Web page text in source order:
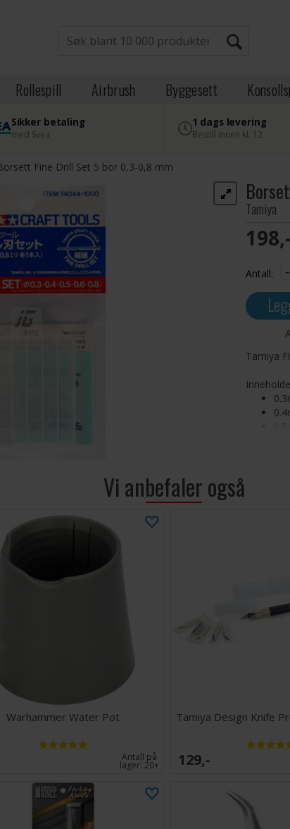
Rollespill Airbrush Byggesett
Sikker betaling
med Svea
1 dags levering
Bestill innen kl. 12
Fine Drill Set 5 bor 0,3-0,8 mm
Tamiya
198,-
Antall: -
Tamiya
Vi anbefaler også
Warhammer Water Pot
Antall på
lager:20+
Tamiya Design Knife
129,-